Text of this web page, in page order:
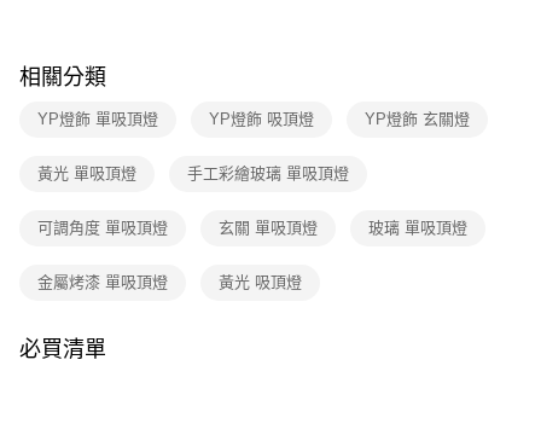
客戶支援中心」
【注意事項】
１．透過由恩沛科技股份有限公司提供之「AFTEE先享後付」服務完成之交
權轉讓予恩沛科技股份有限公司。
https://aftee.tw/terms/#terms3
３．未成年的使用者請事先徵得法定代理人或監護人之同意方可使用
任。
請求用戶進行身份認證。
相關分類
YP燈飾 單吸頂燈 YP燈飾 吸頂燈 YP燈飾 玄關燈
黃光 單吸頂燈 手工彩繪玻璃 單吸頂燈
可調角度 單吸頂燈 玄關 單吸頂燈 玻璃 單吸頂燈
金屬烤漆 單吸頂燈 黃光 吸頂燈
必買清單